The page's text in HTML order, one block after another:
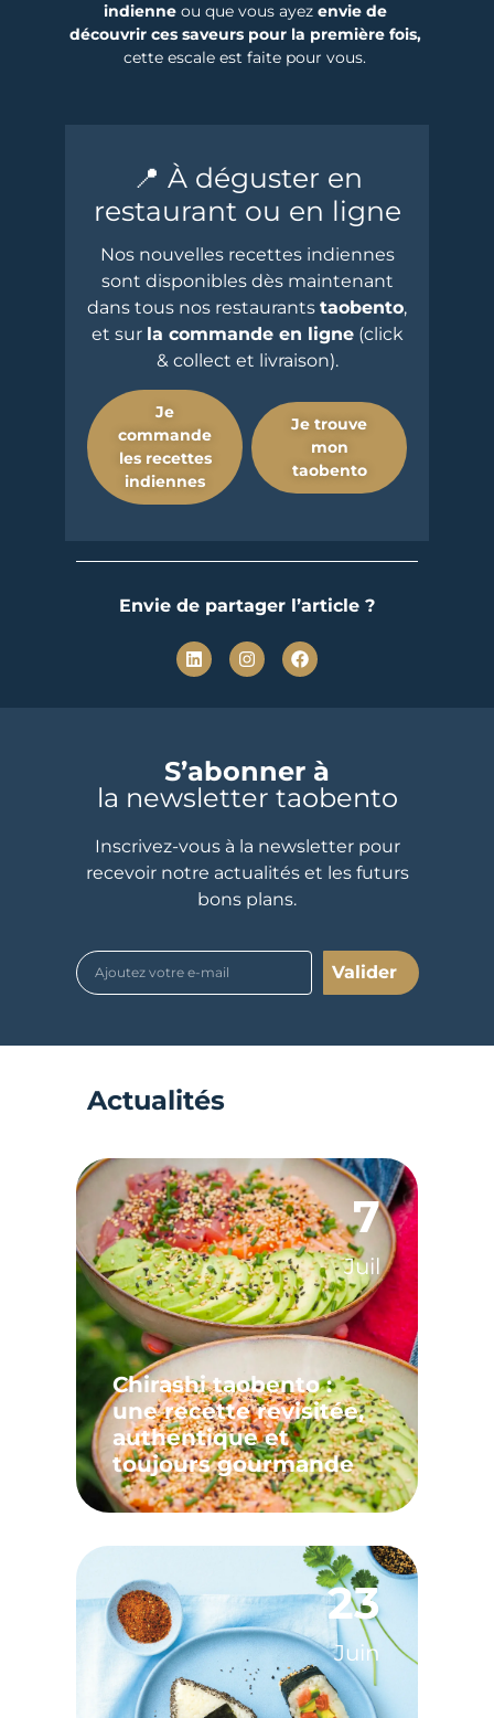
indienneou que vous ayez envie de
découvrir ces saveurs pour la première fois,
cette escale est faite pour vous.
📍 À déguster en
restaurant ou en ligne
Nos nouvelles recettes indiennes
sont disponibles dès maintenant
dans tous nos restaurants taobento,
et sur la commande en ligne(click
& collect et livraison).
Je
commande
les recettes
indiennes
Je trouve
mon
taobento
Envie de partager l’article ?
S’abonner à
la newsletter taobento
Inscrivez-vous à la newsletter pour
recevoir notre actualités et les futurs
bons plans.
Valider
Actualités
7
Juil
Chirashi taobento :
une recette revisitée,
authentique et
toujours gourmande
23
Juin